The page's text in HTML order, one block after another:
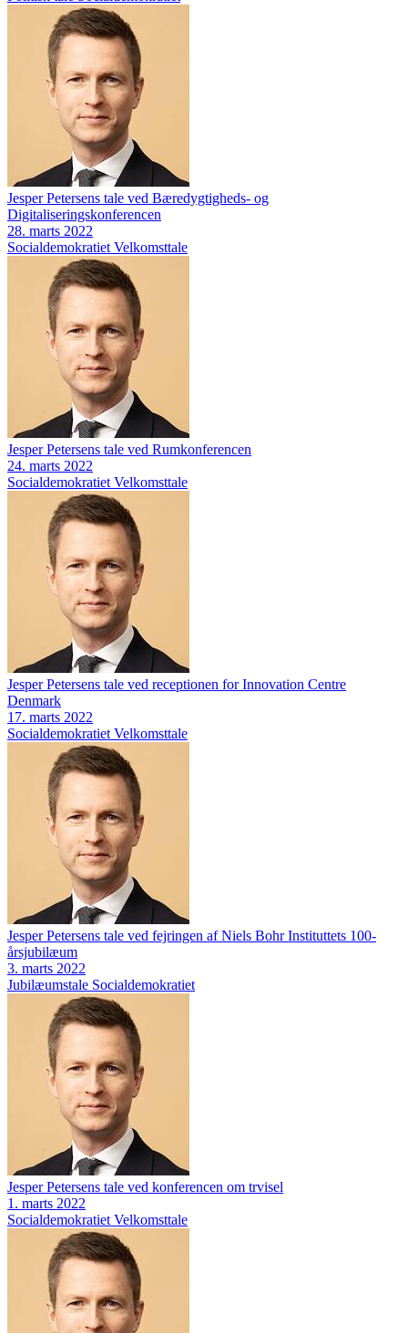
Jesper Petersens tale ved Bæredygtigheds- og
Digitaliseringskonferencen
28. marts 2022
Socialdemokratiet Velkomsttale
Jesper Petersens tale ved Rumkonferencen
24. marts 2022
Socialdemokratiet Velkomsttale
Jesper Petersens tale ved receptionen for Innovation Centre
Denmark
17. marts 2022
Socialdemokratiet Velkomsttale
Jesper Petersens tale ved fejringen af Niels Bohr Instituttets 100-
årsjubilæum
3. marts 2022
Jubilæumstale Socialdemokratiet
Jesper Petersens tale ved konferencen om trvisel
1. marts 2022
Socialdemokratiet Velkomsttale